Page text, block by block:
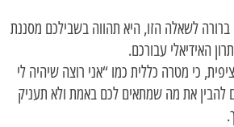
לשאלה הזו, היא תהווה בשבילכם מסננת
האידיאלי עבורכם.
כי מטרה כללית כמו “אני רוצה שיהיה לי
את מה שמתאים לכם באמת ולא תעניק